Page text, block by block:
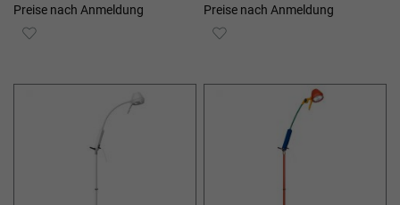
Preise nach Anmeldung
ZUR
Preise nach Anmeldung
ZUR